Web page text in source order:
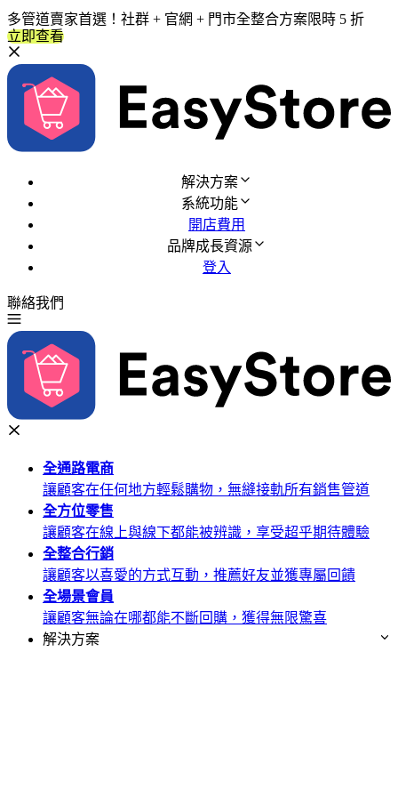
多管道賣家首選！社群 + 官網 + 門市全整合方案限時 5 折
立即查看
解決方案
系統功能
開店費用
品牌成長資源
登入
聯絡我們
全通路電商
讓顧客在任何地方輕鬆購物，無縫接軌所有銷售管道
全方位零售
讓顧客在線上與線下都能被辨識，享受超乎期待體驗
全整合行銷
讓顧客以喜愛的方式互動，推薦好友並獲專屬回饋
全場景會員
讓顧客無論在哪都能不斷回購，獲得無限驚喜
解決方案